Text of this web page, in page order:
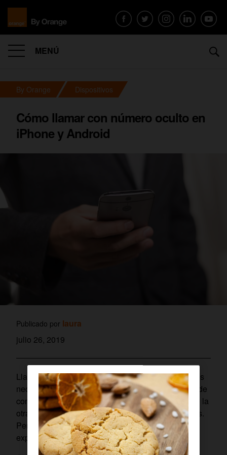
MENÚ
By Orange Dispositivos
Cómo llamar con número oculto en
iPhone y Android
Publicado por laura
julio 26, 2019
Llamar con número oculto desde el móvil a veces es
necesario y útil, por el motivo que sea. Es la forma de
conseguir permanecer en el anonimato y evitar que la
otra persona pueda contactar con nosotros después.
Pero
¿cómo llamar con número oculto?
Te lo
explicamos paso a paso.